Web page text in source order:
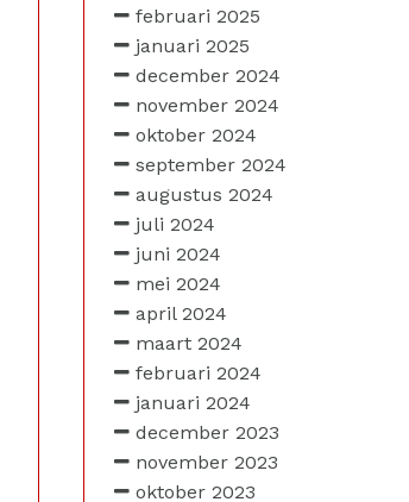
februari 2025
januari 2025
december 2024
november 2024
oktober 2024
september 2024
augustus 2024
juli 2024
juni 2024
mei 2024
april 2024
maart 2024
februari 2024
januari 2024
december 2023
november 2023
oktober 2023